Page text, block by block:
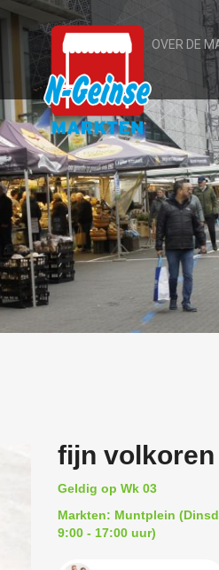
OVER DE
fijn volkoren
Geldig op Wk 03
Markten: Muntplein
9:00 - 17:00 uur)